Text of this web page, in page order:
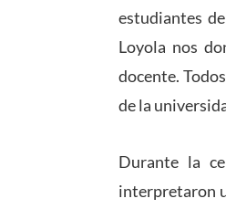
estudiantes
Loyola nos
docente.
de la
Durante la
interpretaron